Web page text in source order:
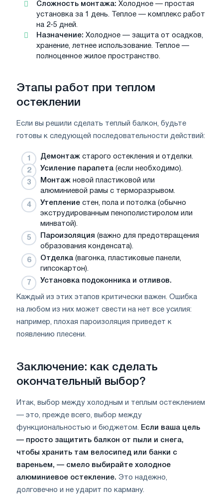
Сложность монтажа: Холодное — простая
установка за 1 день. Теплое — комплекс работ
на 2-5 дней.
Назначение: Холодное — защита от осадков,
хранение, летнее использование. Теплое —
полноценное жилое пространство.
Этапы работ при теплом
остеклении
Если вы решили сделать теплый балкон, будьте
готовы к следующей последовательности действий:
Демонтаж старого остекления и отделки.
Усиление парапета (если необходимо).
Монтаж новой пластиковой или
алюминиевой рамы с терморазрывом.
Утепление стен, пола и потолка (обычно
экструдированным пенополистиролом или
минватой).
Пароизоляция (важно для предотвращения
образования конденсата).
Отделка (вагонка, пластиковые панели,
гипсокартон).
Установка подоконника и отливов.
Каждый из этих этапов критически важен. Ошибка
на любом из них может свести на нет все усилия:
например, плохая пароизоляция приведет к
появлению плесени.
Заключение: как сделать
окончательный выбор?
Итак, выбор между холодным и теплым остеклением
— это, прежде всего, выбор между
функциональностью и бюджетом. Если ваша цель
— просто защитить балкон от пыли и снега,
чтобы хранить там велосипед или банки с
вареньем, — смело выбирайте холодное
алюминиевое остекление. Это надежно,
долговечно и не ударит по карману.